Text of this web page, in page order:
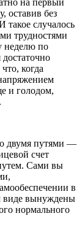
оставив без
случалось
трудностями
неделю по
когда
и голодом,
двумя путями —
счет
Сами вы
в
виде вынуждены
нормального